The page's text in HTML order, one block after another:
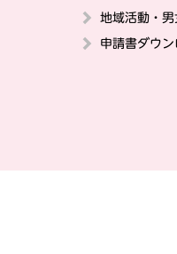
地域活動・
申請書ダウン